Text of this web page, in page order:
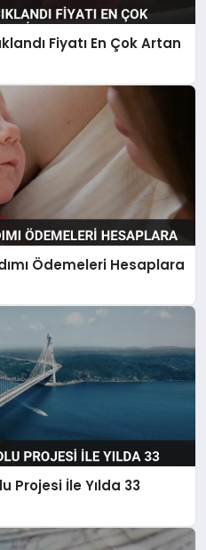
Fiyatı En Çok Artan
Ödemeleri Hesaplara
Projesi İle Yılda 33